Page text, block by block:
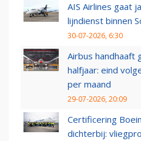
AIS Airlines gaat
lijndienst binnen
30-07-2026, 6:30
Airbus handhaaft
halfjaar: eind
per maand
29-07-2026, 20:09
Certificering
dichterbij: